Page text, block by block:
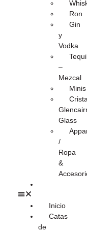
Ron
Gin
y
Vodka
–
Mezcal
Minis
Glass
/
Ropa
&
Inicio
Catas
de